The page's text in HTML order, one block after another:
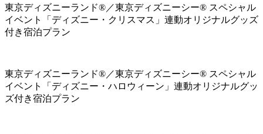
東京ディズニーランド®／東京ディズニーシー® スペシャル
イベント「ディズニー・クリスマス」連動オリジナルグッズ
付き宿泊プラン
東京ディズニーランド®／東京ディズニーシー® スペシャル
イベント「ディズニー・ハロウィーン」連動オリジナルグッ
ズ付き宿泊プラン